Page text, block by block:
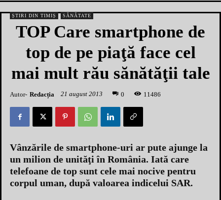
ȘTIRI DIN TIMIȘ SĂNĂTATE
TOP Care smartphone de
top de pe piaţă face cel
mai mult rău sănătăţii tale
Autor- Redacția 21 august 2013 0 1 1486
Vânzările de smartphone-uri ar pute ajunge la
un milion de unităţi în România. Iată care
telefoane de top sunt cele mai nocive pentru
corpul uman, după valoarea indicelui SAR.